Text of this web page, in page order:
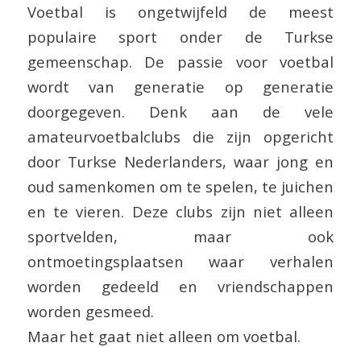
Voetbal is ongetwijfeld de meest
populaire sport onder de Turkse
gemeenschap. De passie voor voetbal
wordt van generatie op generatie
doorgegeven. Denk aan de vele
amateurvoetbalclubs die zijn opgericht
door Turkse Nederlanders, waar jong en
oud samenkomen om te spelen, te juichen
en te vieren. Deze clubs zijn niet alleen
sportvelden, maar ook
ontmoetingsplaatsen waar verhalen
worden gedeeld en vriendschappen
worden gesmeed.
Maar het gaat niet alleen om voetbal.